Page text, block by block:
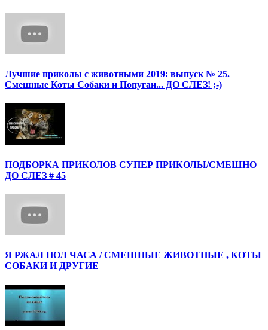
Лучшие приколы с животными 2019: выпуск № 25.
Смешные Коты Собаки и Попугаи... ДО СЛЕЗ! ;-)
ПОДБОРКА ПРИКОЛОВ СУПЕР ПРИКОЛЫ/СМЕШНО
ДО СЛЕЗ # 45
Я РЖАЛ ПОЛ ЧАСА / СМЕШНЫЕ ЖИВОТНЫЕ , КОТЫ
СОБАКИ И ДРУГИЕ